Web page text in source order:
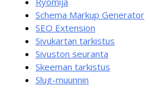
Schema Markup Generator
SEO Extension
Sivukartan tarkistus
Sivuston seuranta
Skeeman tarkistus
Slug-muunnin